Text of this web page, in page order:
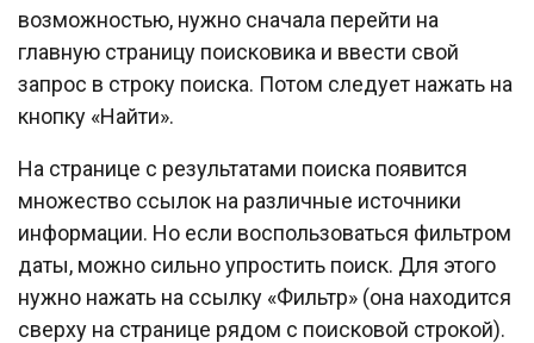
возможностью, нужно сначала перейти на
главную страницу поисковика и ввести свой
запрос в строку поиска. Потом следует нажать на
кнопку «Найти».
На странице с результатами поиска появится
множество ссылок на различные источники
информации. Но если воспользоваться фильтром
даты, можно сильно упростить поиск. Для этого
нужно нажать на ссылку «Фильтр» (она находится
сверху на странице рядом с поисковой строкой).